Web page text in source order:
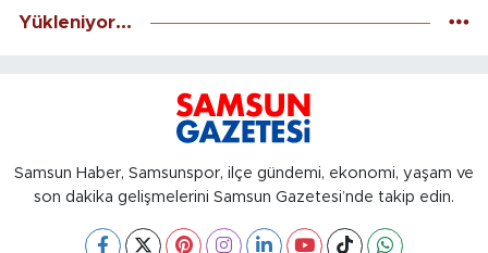
Yükleniyor...
Samsun Haber, Samsunspor, ilçe gündemi, ekonomi, yaşam ve
son dakika gelişmelerini Samsun Gazetesi’nde takip edin.